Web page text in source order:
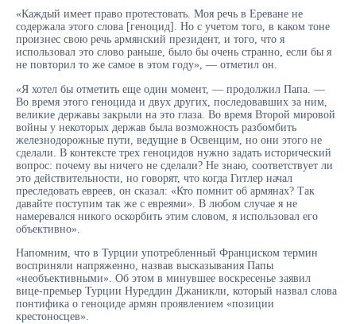
«Каждый имеет право протестовать. Моя речь в Ереване не
содержала этого слова [геноцид]. Но с учетом того, в каком тоне
произнес свою речь армянский президент, и того, что я
использовал это слово раньше, было бы очень странно, если бы я
не повторил то же самое в этом году», — отметил он.
«Я хотел бы отметить еще один момент, — продолжил Папа. —
Во время этого геноцида и двух других, последовавших за ним,
великие державы закрыли на это глаза. Во время Второй мировой
войны у некоторых держав была возможность разбомбить
железнодорожные пути, ведущие в Освенцим, но они этого не
сделали. В контексте трех геноцидов нужно задать исторический
вопрос: почему вы ничего не сделали? Не знаю, соответствует ли
это действительности, но говорят, что когда Гитлер начал
преследовать евреев, он сказал: «Кто помнит об армянах? Так
давайте поступим так же с евреями». В любом случае я не
намеревался никого оскорбить этим словом, я использовал его
объективно».
Напомним, что в Турции употребленный Франциском термин
восприняли напряженно, назвав высказывания Папы
«необъективными». Об этом в минувшее воскресенье заявил
вице-премьер Турции Нуреддин Джаникли, который назвал слова
понтифика о геноциде армян проявлением «позиции
крестоносцев».